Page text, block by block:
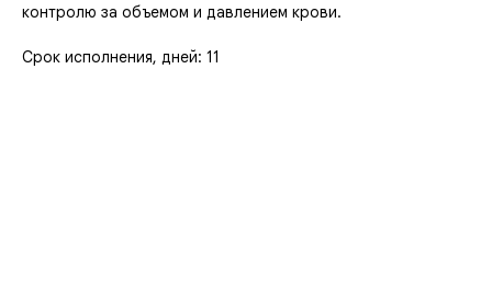
контролю за объемом и давлением крови.
Срок исполнения, дней: 11